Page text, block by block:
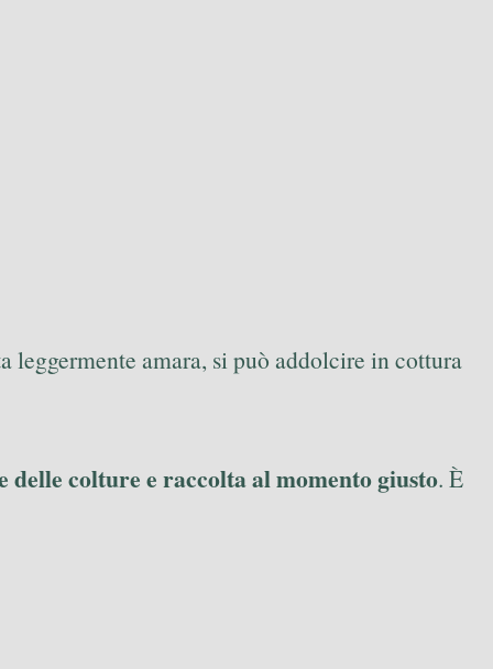
amara, si può addolcire in cottura
colture e raccolta al momento giusto. È